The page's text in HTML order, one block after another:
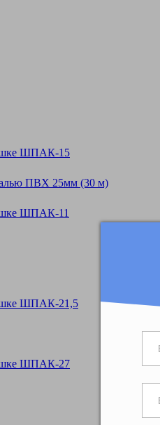
ШПАК-15
ПВХ 25мм (30 м)
ШПАК-11
ШПАК-21,5
ШПАК-27